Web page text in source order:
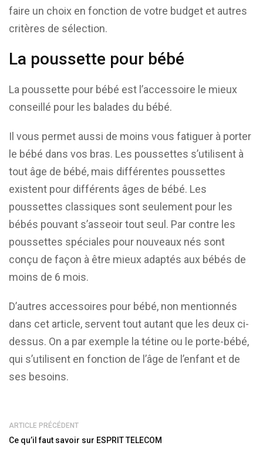
faire un choix en fonction de votre budget et autres
critères de sélection.
La poussette pour bébé
La poussette pour bébé est l’accessoire le mieux
conseillé pour les balades du bébé.
Il vous permet aussi de moins vous fatiguer à porter
le bébé dans vos bras. Les poussettes s’utilisent à
tout âge de bébé, mais différentes poussettes
existent pour différents âges de bébé. Les
poussettes classiques sont seulement pour les
bébés pouvant s’asseoir tout seul. Par contre les
poussettes spéciales pour nouveaux nés sont
conçu de façon à être mieux adaptés aux bébés de
moins de 6 mois.
D’autres accessoires pour bébé, non mentionnés
dans cet article, servent tout autant que les deux ci-
dessus. On a par exemple la tétine ou le porte-bébé,
qui s’utilisent en fonction de l’âge de l’enfant et de
ses besoins.
ARTICLE PRÉCÉDENT
Ce qu’il faut savoir sur ESPRIT TELECOM